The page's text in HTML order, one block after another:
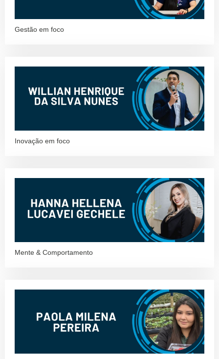
Gestão em foco
Inovação em foco
Mente & Comportamento